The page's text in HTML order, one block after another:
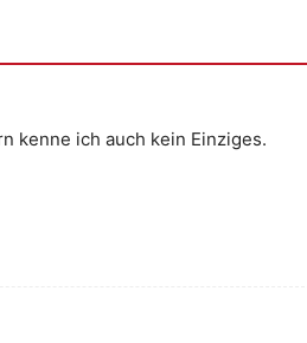
kenne ich auch kein Einziges.